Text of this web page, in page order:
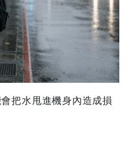
把水甩進機身內造成損